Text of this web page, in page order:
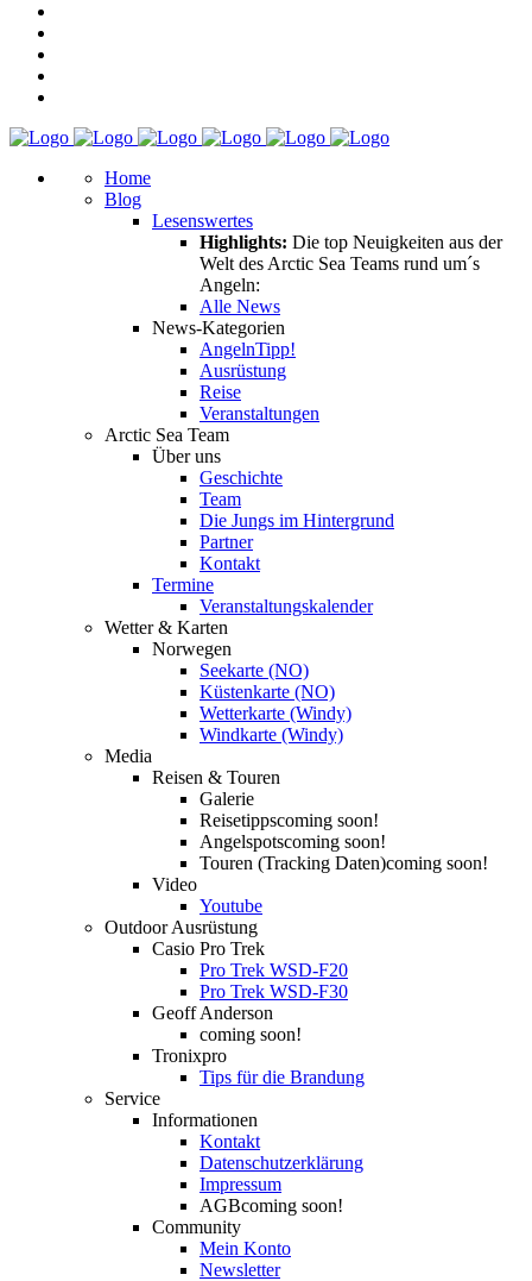
Home
Blog
Lesenswertes
Highlights: Die top Neuigkeiten aus der
Welt des Arctic Sea Teams rund um´s
Angeln:
Alle News
News-Kategorien
AngelnTipp!
Ausrüstung
Reise
Veranstaltungen
Arctic Sea Team
Über uns
Geschichte
Team
Die Jungs im Hintergrund
Partner
Kontakt
Termine
Veranstaltungskalender
Wetter & Karten
Norwegen
Seekarte (NO)
Küstenkarte (NO)
Wetterkarte (Windy)
Windkarte (Windy)
Media
Reisen & Touren
Galerie
Reisetippscoming soon!
Angelspotscoming soon!
Touren (Tracking Daten)coming soon!
Video
Youtube
Outdoor Ausrüstung
Casio Pro Trek
Pro Trek WSD-F20
Pro Trek WSD-F30
Geoff Anderson
coming soon!
Tronixpro
Tips für die Brandung
Service
Informationen
Kontakt
Datenschutzerklärung
Impressum
AGBcoming soon!
Community
Mein Konto
Newsletter